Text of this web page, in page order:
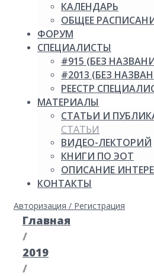
КАЛЕНДАРЬ
ОБЩЕЕ
ФОРУМ
СПЕЦИАЛИСТЫ
#915 (БЕЗ
#2013 (БЕЗ
РЕЕСТР
МАТЕРИАЛЫ
СТАТЬИ И
СТАТЬИ
ВИДЕО-ЛЕКТОРИЙ
КНИГИ ПО ЭОТ
ОПИСАНИЕ
КОНТАКТЫ
Авторизация / Регистрация
Главная
/
2019
/